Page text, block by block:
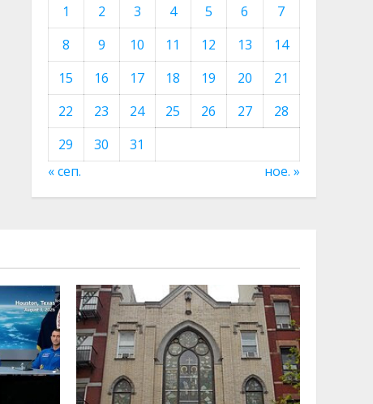
1
2 3 4 5 6
7
8
9 10 11 12 13
14
15
16 17 18 19 20
21
22
23 24 25 26 27
28
29
30
31
« сеп.
ное. »